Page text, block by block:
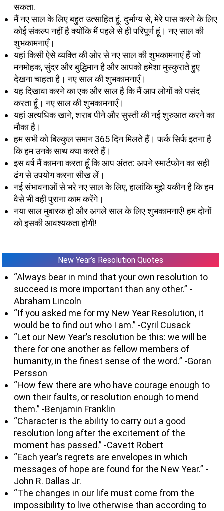
सकता.
मैं नए साल के लिए बहुत उत्साहित हूं. दुर्भाग्य से, मेरे पास करने के लिए
कोई संकल्प नहीं है क्योंकि मैं पहले से ही परिपूर्ण हूं। नए साल की
शुभकामनाएँ।
यहां किसी ऐसे व्यक्ति की ओर से नए साल की शुभकामनाएं हैं जो
मनमोहक, सुंदर और बुद्धिमान है और आपको हमेशा मुस्कुराते हुए
देखना चाहता है। नए साल की शुभकामनाएँ।
यह दिखावा करने का एक और साल है कि मैं आप लोगों को पसंद
करता हूँ। नए साल की शुभकामनाएँ।
यहां अत्यधिक खाने, शराब पीने और सुस्ती की नई शुरुआत करने का
मौका है।
हम सभी को बिल्कुल समान 365 दिन मिलते हैं। फर्क सिर्फ इतना है
कि हम उनके साथ क्या करते हैं।
इस वर्ष मैं कामना करता हूँ कि आप अंतत: अपने स्मार्टफोन का सही
ढंग से उपयोग करना सीख लें।
नई संभावनाओं से भरे नए साल के लिए, हालांकि मुझे यकीन है कि हम
वैसे भी वही पुराना काम करेंगे।
नया साल मुबारक हो और अगले साल के लिए शुभकामनाएँ! हम दोनों
को इसकी आवश्यकता होगी!
New Year’s Resolution Quotes
“Always bear in mind that your own resolution to
succeed is more important than any other.” -
Abraham Lincoln
“If you asked me for my New Year Resolution, it
would be to find out who I am.” -Cyril Cusack
“Let our New Year’s resolution be this: we will be
there for one another as fellow members of
humanity, in the finest sense of the word.” -Goran
Persson
“How few there are who have courage enough to
own their faults, or resolution enough to mend
them.” -Benjamin Franklin
“Character is the ability to carry out a good
resolution long after the excitement of the
moment has passed.” -Cavett Robert
“Each year’s regrets are envelopes in which
messages of hope are found for the New Year.” -
John R. Dallas Jr.
“The changes in our life must come from the
impossibility to live otherwise than according to